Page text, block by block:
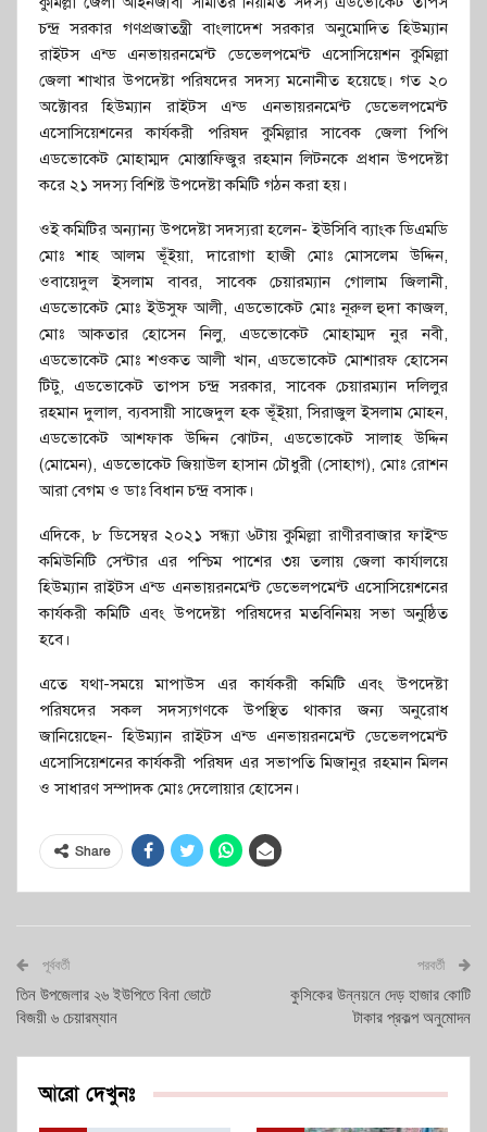
চন্দ্র সরকার গণপ্রজাতন্ত্রী বাংলাদেশ সরকার অনুমোদিত হিউম্যান
রাইটস এন্ড এনভায়রনমেন্ট ডেভেলপমেন্ট এসোসিয়েশন কুমিল্লা
জেলা শাখার উপদেষ্টা পরিষদের সদস্য মনোনীত হয়েছে। গত ২০
অক্টোবর হিউম্যান রাইটস এন্ড এনভায়রনমেন্ট ডেভেলপমেন্ট
এসোসিয়েশনের কার্যকরী পরিষদ কুমিল্লার সাবেক জেলা পিপি
এডভোকেট মোহাম্মদ মোস্তাফিজুর রহমান লিটনকে প্রধান উপদেষ্টা
করে ২১ সদস্য বিশিষ্ট উপদেষ্টা কমিটি গঠন করা হয়।
ওই কমিটির অন্যান্য উপদেষ্টা সদস্যরা হলেন- ইউসিবি ব্যাংক ডিএমডি
মোঃ শাহ আলম ভূঁইয়া, দারোগা হাজী মোঃ মোসলেম উদ্দিন,
ওবায়েদুল ইসলাম বাবর, সাবেক চেয়ারম্যান গোলাম জিলানী,
এডভোকেট মোঃ ইউসুফ আলী, এডভোকেট মোঃ নূরুল হুদা কাজল,
মোঃ আকতার হোসেন নিলু, এডভোকেট মোহাম্মদ নুর নবী,
এডভোকেট মোঃ শওকত আলী খান, এডভোকেট মোশারফ হোসেন
টিটু, এডভোকেট তাপস চন্দ্র সরকার, সাবেক চেয়ারম্যান দলিলুর
রহমান দুলাল, ব্যবসায়ী সাজেদুল হক ভূঁইয়া, সিরাজুল ইসলাম মোহন,
এডভোকেট আশফাক উদ্দিন ঝোটন, এডভোকেট সালাহ উদ্দিন
(মোমেন), এডভোকেট জিয়াউল হাসান চৌধুরী (সোহাগ), মোঃ রোশন
আরা বেগম ও ডাঃ বিধান চন্দ্র বসাক।
এদিকে, ৮ ডিসেম্বর ২০২১ সন্ধ্যা ৬টায় কুমিল্লা রাণীরবাজার ফাইন্ড
কমিউনিটি সেন্টার এর পশ্চিম পাশের ৩য় তলায় জেলা কার্যালয়ে
হিউম্যান রাইটস এন্ড এনভায়রনমেন্ট ডেভেলপমেন্ট এসোসিয়েশনের
কার্যকরী কমিটি এবং উপদেষ্টা পরিষদের মতবিনিময় সভা অনুষ্ঠিত
হবে।
এতে যথা-সময়ে মাপাউস এর কার্যকরী কমিটি এবং উপদেষ্টা
পরিষদের সকল সদস্যগণকে উপস্থিত থাকার জন্য অনুরোধ
জানিয়েছেন- হিউম্যান রাইটস এন্ড এনভায়রনমেন্ট ডেভেলপমেন্ট
এসোসিয়েশনের কার্যকরী পরিষদ এর সভাপতি মিজানুর রহমান মিলন
ও সাধারণ সম্পাদক মোঃ দেলোয়ার হোসেন।
Share
পূর্ববর্তী
তিন উপজেলার ২৬ ইউপিতে বিনা ভোটে
বিজয়ী ৬ চেয়ারম্যান
পরবর্তী
কুসিকের উন্নয়নে দেড় হাজার কোটি
টাকার প্রকল্প অনুমোদন
আরো দেখুনঃ